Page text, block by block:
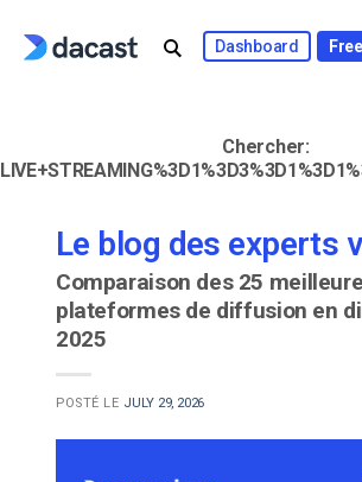
Dashboard
Chercher:
Le blog des experts
Comparaison des 25
plateformes de diffusion en
2025
POSTÉ LE JULY 29, 2026